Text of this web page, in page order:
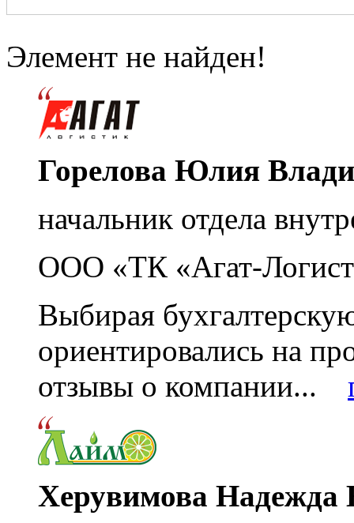
Элемент не найден!
Горелова Юлия
начальник отдела
ООО «ТК «Агат-
Выбирая
ориентировались на
отзывы о компании...
Херувимова Надежда